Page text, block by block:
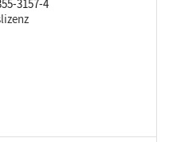
3157-4